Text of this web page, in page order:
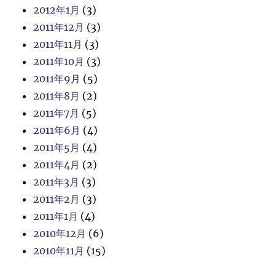
2012年1月 (3)
2011年12月 (3)
2011年11月 (3)
2011年10月 (3)
2011年9月 (5)
2011年8月 (2)
2011年7月 (5)
2011年6月 (4)
2011年5月 (4)
2011年4月 (2)
2011年3月 (3)
2011年2月 (3)
2011年1月 (4)
2010年12月 (6)
2010年11月 (15)